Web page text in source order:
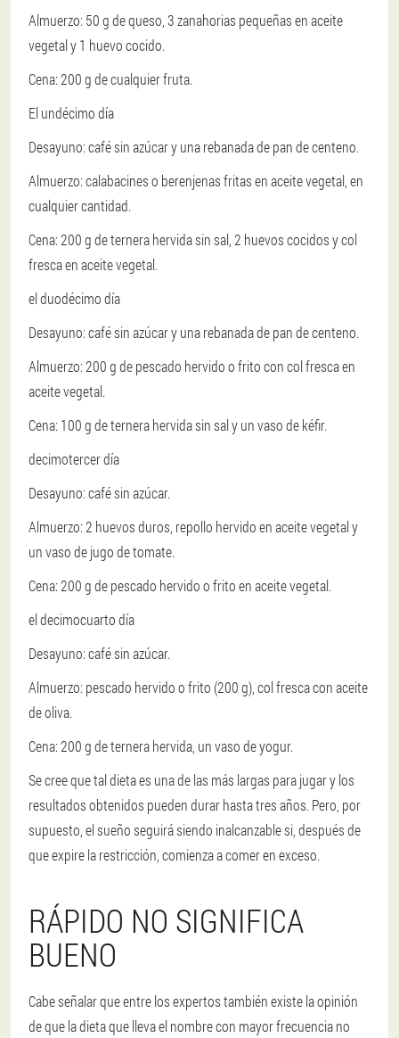
Almuerzo: 50 g de queso, 3 zanahorias pequeñas en aceite
vegetal y 1 huevo cocido.
Cena: 200 g de cualquier fruta.
El undécimo día
Desayuno: café sin azúcar y una rebanada de pan de centeno.
Almuerzo: calabacines o berenjenas fritas en aceite vegetal, en
cualquier cantidad.
Cena: 200 g de ternera hervida sin sal, 2 huevos cocidos y col
fresca en aceite vegetal.
el duodécimo día
Desayuno: café sin azúcar y una rebanada de pan de centeno.
Almuerzo: 200 g de pescado hervido o frito con col fresca en
aceite vegetal.
Cena: 100 g de ternera hervida sin sal y un vaso de kéfir.
decimotercer día
Desayuno: café sin azúcar.
Almuerzo: 2 huevos duros, repollo hervido en aceite vegetal y
un vaso de jugo de tomate.
Cena: 200 g de pescado hervido o frito en aceite vegetal.
el decimocuarto día
Desayuno: café sin azúcar.
Almuerzo: pescado hervido o frito (200 g), col fresca con aceite
de oliva.
Cena: 200 g de ternera hervida, un vaso de yogur.
Se cree que tal dieta es una de las más largas para jugar y los
resultados obtenidos pueden durar hasta tres años. Pero, por
supuesto, el sueño seguirá siendo inalcanzable si, después de
que expire la restricción, comienza a comer en exceso.
RÁPIDO NO SIGNIFICA
BUENO
Cabe señalar que entre los expertos también existe la opinión
de que la dieta que lleva el nombre con mayor frecuencia no